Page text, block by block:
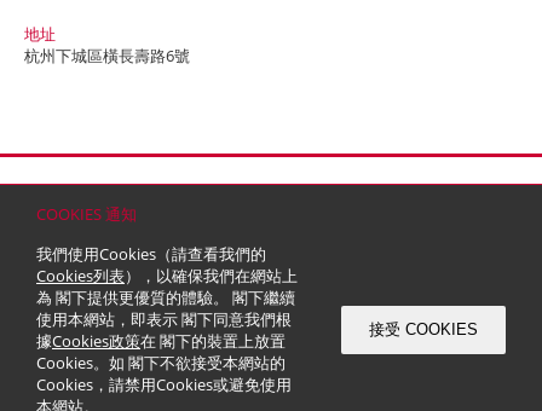
COOKIES 通知
我們使用Cookies（請查看我們的
Cookies列表），以確保我們在網站上
為 閣下提供更優質的體驗。 閣下繼續
使用本網站，即表示 閣下同意我們根
據Cookies政策在 閣下的裝置上放置
Cookies。如 閣下不欲接受本網站的
Cookies，請禁用Cookies或避免使用
本網站。
接受 COOKIES
地址
杭州下城區橫長壽路6號
© 2026 嘉里建設有限公司 (於百慕達註冊成立之有限公司)